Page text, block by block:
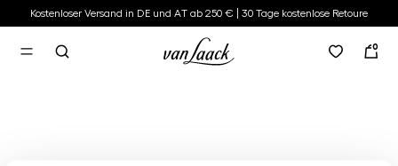
springen
Kostenloser Versand in DE und AT ab 250 € | 30 Tage kostenlose Retoure
0